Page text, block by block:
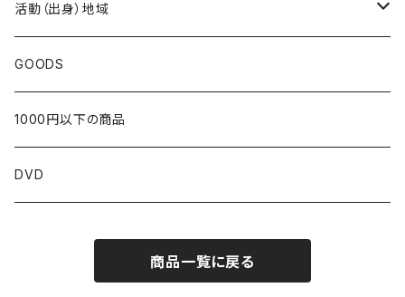
活動（出身）地域
北海道
東北
青森
関東
GOODS
1000円以下の商品
DVD
商品一覧に戻る